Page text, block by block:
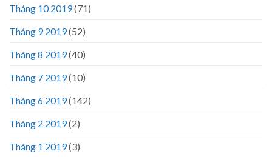
Tháng 10 2019(71)
Tháng 9 2019(52)
Tháng 8 2019(40)
Tháng 7 2019(10)
Tháng 6 2019(142)
Tháng 2 2019(2)
Tháng 1 2019(3)